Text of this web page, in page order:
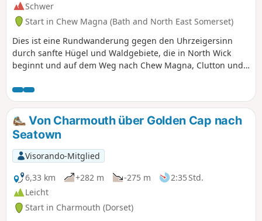
Schwer
Start in Chew Magna (Bath and North East Somerset)
Dies ist eine Rundwanderung gegen den Uhrzeigersinn
durch sanfte Hügel und Waldgebiete, die in North Wick
beginnt und auf dem Weg nach Chew Magna, Clutton und
um eine abwechslungsreiche Route mit ordentlichen
Höhenunterschieden und zahlreichen Möglichkeiten,
unterwegs eine Pause einzulegen.
Von Charmouth über Golden Cap nach
Seatown
Visorando-Mitglied
6,33 km
+282 m -275 m
2:35 Std.
Leicht
Start in Charmouth (Dorset)